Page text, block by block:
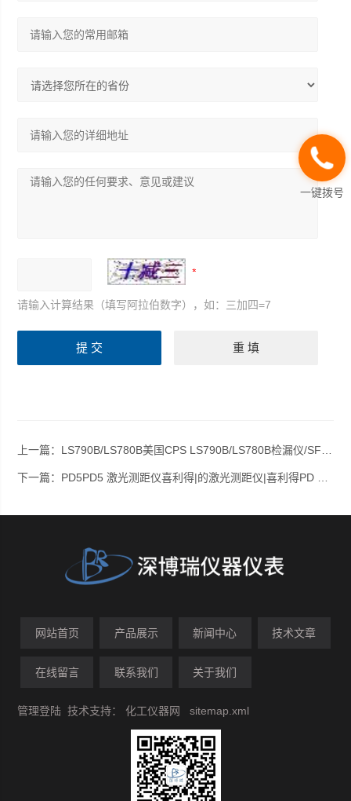
请输入计算结果（填写阿拉伯数字），如：三加四=7
上一篇： LS790B/LS780B美国CPS LS790B/LS780B检漏仪/SF6定性气体检漏仪
下一篇： PD5PD5 激光测距仪喜利得|的激光测距仪|喜利得PD 5激光笔式测距仪
网站首页 产品展示 新闻中心 技术文章
在线留言 联系我们 关于我们
管理登陆 技术支持：化工仪器网 sitemap.xml
一键拨号